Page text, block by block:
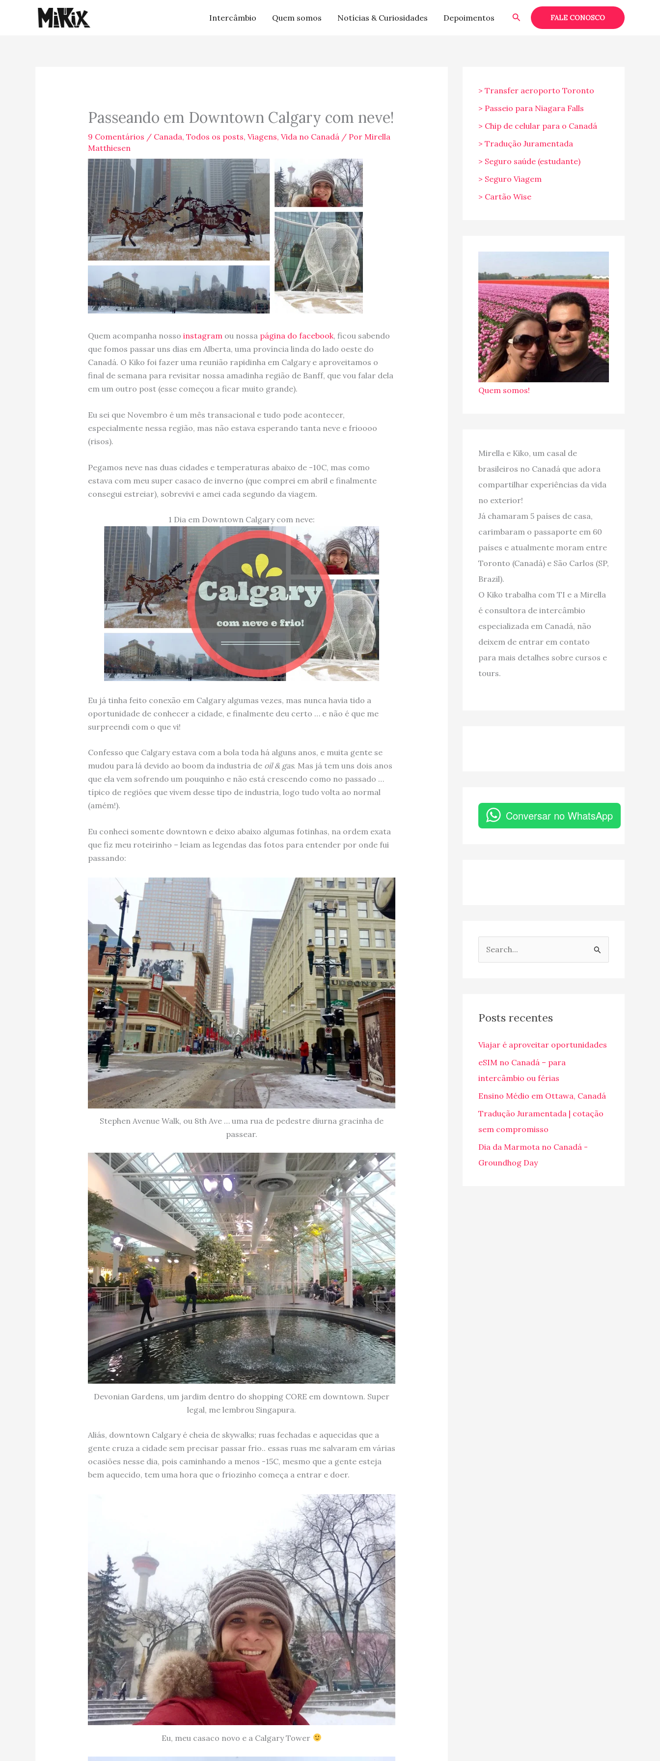
Intercâmbio Quem somos Notícias & Curiosidades Depoimentos PesquisarFALE CONOSCO
Passeando em Downtown Calgary com neve!
9 Comentários / Canada, Todos os posts, Viagens, Vida no Canadá/ Por Mirella
Matthiesen
Quem acompanha nosso instagram ou nossa página do facebook, ficou sabendo
que fomos passar uns dias em Alberta, uma província linda do lado oeste do
Canadá. O Kiko foi fazer uma reunião rapidinha em Calgary e aproveitamos o
final de semana para revisitar nossa amadinha região de Banff, que vou falar dela
em um outro post (esse começou a ficar muito grande).
Eu sei que Novembro é um mês transacional e tudo pode acontecer,
especialmente nessa região, mas não estava esperando tanta neve e frioooo
(risos).
Pegamos neve nas duas cidades e temperaturas abaixo de -10C, mas como
estava com meu super casaco de inverno (que comprei em abril e finalmente
consegui estreiar), sobrevivi e amei cada segundo da viagem.
1 Dia em Downtown Calgary com neve:
Eu já tinha feito conexão em Calgary algumas vezes, mas nunca havia tido a
oportunidade de conhecer a cidade, e finalmente deu certo … e não é que me
surpreendi com o que vi!
Confesso que Calgary estava com a bola toda há alguns anos, e muita gente se
mudou para lá devido ao boom da industria de oil & gas. Mas já tem uns dois anos
que ela vem sofrendo um pouquinho e não está crescendo como no passado …
típico de regiões que vivem desse tipo de industria, logo tudo volta ao normal
(amém!).
Eu conheci somente downtown e deixo abaixo algumas fotinhas, na ordem exata
que fiz meu roteirinho – leiam as legendas das fotos para entender por onde fui
passando:
Stephen Avenue Walk, ou 8th Ave … uma rua de pedestre diurna gracinha de
passear.
Devonian Gardens, um jardim dentro do shopping CORE em downtown. Super
legal, me lembrou Singapura.
Aliás, downtown Calgary é cheia de skywalks; ruas fechadas e aquecidas que a
gente cruza a cidade sem precisar passar frio.. essas ruas me salvaram em várias
ocasiões nesse dia, pois caminhando a menos -15C, mesmo que a gente esteja
bem aquecido, tem uma hora que o friozinho começa a entrar e doer.
Eu, meu casaco novo e a Calgary Tower
> Transfer aeroporto Toronto
> Passeio para Niagara Falls
> Chip de celular para o Canadá
> Tradução Juramentada
> Seguro saúde (estudante)
> Seguro Viagem
> Cartão Wise
Quem somos!
Mirella e Kiko, um casal de
brasileiros no Canadá que adora
compartilhar experiências da vida
no exterior!
Já chamaram 5 países de casa,
carimbaram o passaporte em 60
países e atualmente moram entre
Toronto (Canadá) e São Carlos (SP,
Brazil).
O Kiko trabalha com TI e a Mirella
é consultora de intercâmbio
especializada em Canadá, não
deixem de entrar em contato
para mais detalhes sobre cursos e
tours.
Conversar no WhatsApp
u
s
a
r
p
o
Posts recentes
Viajar é aproveitar oportunidades
eSIM no Canadá – para
intercâmbio ou férias
Ensino Médio em Ottawa, Canadá
Tradução Juramentada | cotação
sem compromisso
Dia da Marmota no Canadá -
Groundhog Day